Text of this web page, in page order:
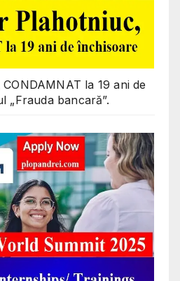
la 19 ani de
„Frauda bancară”.